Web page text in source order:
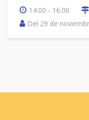
14:00 - 16:00
Del 29 de